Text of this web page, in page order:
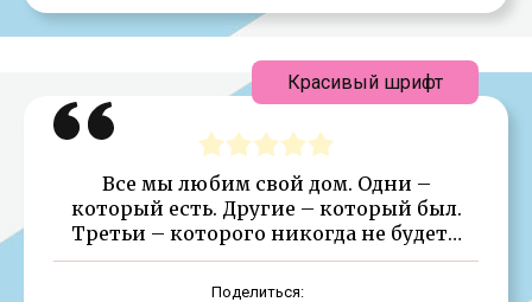
Все мы любим свой дом. Одни –
который есть. Другие – который был.
Третьи – которого никогда не будет…
Поделиться:
Красивый шрифт